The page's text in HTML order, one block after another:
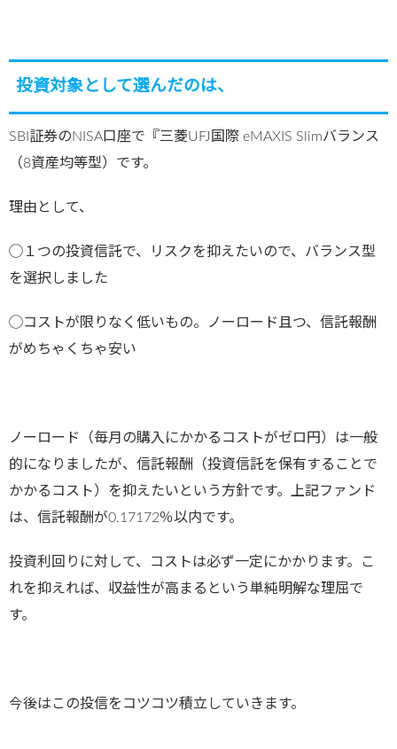
投資対象として選んだのは、
SBI証券のNISA口座で『三菱UFJ国際 eMAXIS Slimバランス
（8資産均等型）です。
理由として、
◯１つの投資信託で、リスクを抑えたいので、バランス型
を選択しました
◯コストが限りなく低いもの。ノーロード且つ、信託報酬
がめちゃくちゃ安い
ノーロード（毎月の購入にかかるコストがゼロ円）は一般
的になりましたが、信託報酬（投資信託を保有することで
かかるコスト）を抑えたいという方針です。上記ファンド
は、信託報酬が0.17172％以内です。
投資利回りに対して、コストは必ず一定にかかります。こ
れを抑えれば、収益性が高まるという単純明解な理屈で
す。
今後はこの投信をコツコツ積立していきます。